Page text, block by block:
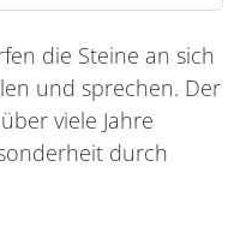
die Steine an sich
und sprechen. Der
viele Jahre
durch